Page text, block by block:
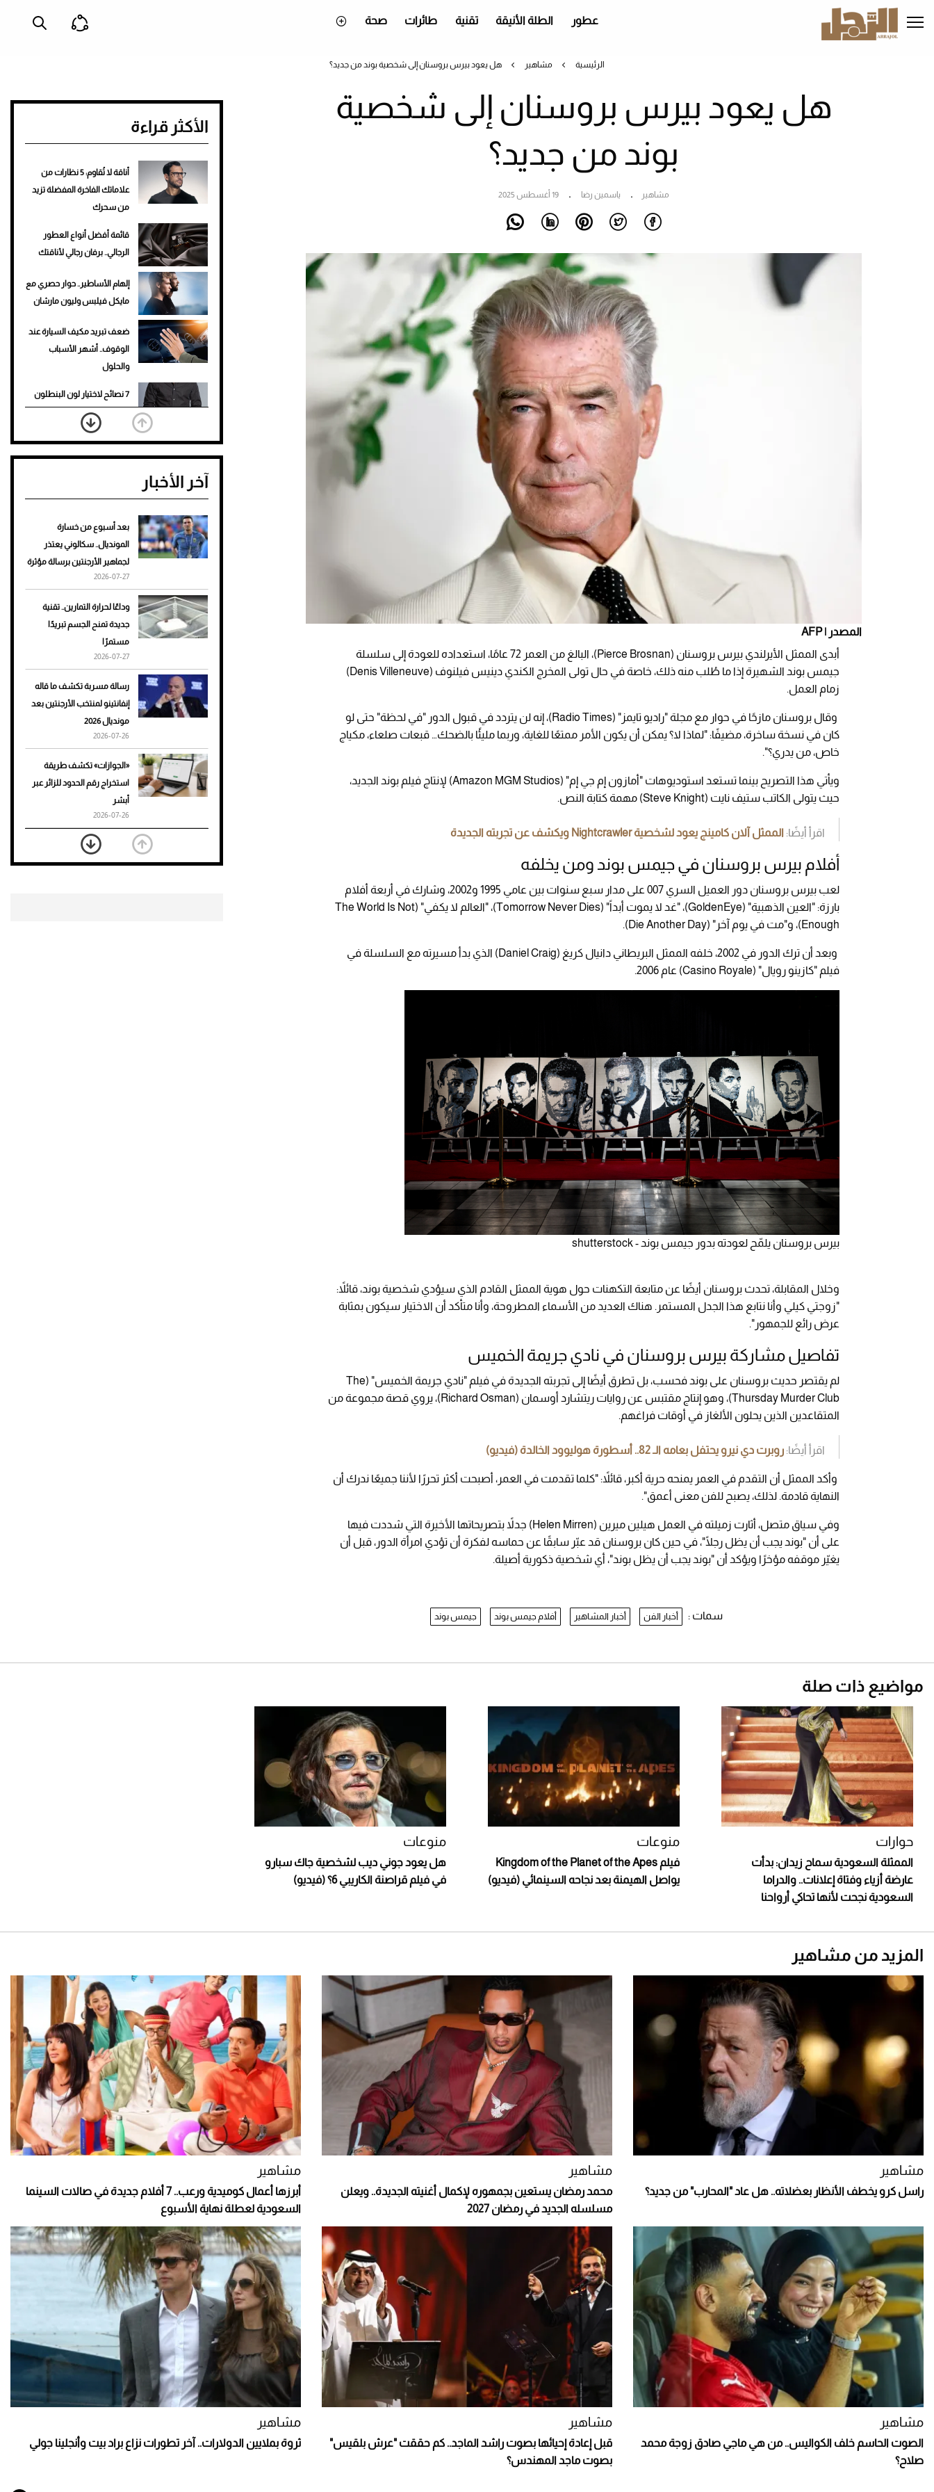
إلى
المحتوى
عطور الطلة الأنيقة تقنية طائرات صحة
الرئيسية مشاهير هل يعود بيرس بروسنان إلى شخصية بوند من جديد؟
هل يعود بيرس بروسنان إلى شخصية
بوند من جديد؟
مشاهير ياسمين رضا 19 أغسطس 2025
المصدر | AFP
أبدى الممثل الأيرلندي بيرس بروسنان (Pierce Brosnan)، البالغ من العمر 72 عامًا، استعداده للعودة إلى سلسلة
جيمس بوند الشهيرة إذا ما طُلب منه ذلك، خاصة في حال تولى المخرج الكندي دينيس فيلنوف (Denis Villeneuve)
زمام العمل.
وقال بروسنان مازحًا في حوار مع مجلة "راديو تايمز" (Radio Times)، إنه لن يتردد في قبول الدور "في لحظة" حتى لو
كان في نسخة ساخرة، مضيفًا: "لماذا لا؟ يمكن أن يكون الأمر ممتعًا للغاية، وربما مليئًا بالضحك… قبعات صلعاء، مكياج
خاص، من يدري؟".
ويأتي هذا التصريح بينما تستعد استوديوهات "أمازون إم جي إم" (Amazon MGM Studios) لإنتاج فيلم بوند الجديد،
حيث يتولى الكاتب ستيف نايت (Steve Knight) مهمة كتابة النص.
اقرأ أيضًا: الممثل آلان كامينج يعود لشخصية Nightcrawler ويكشف عن تجربته الجديدة
أفلام بيرس بروسنان في جيمس بوند ومن يخلفه
لعب بيرس بروسنان دور العميل السري 007 على مدار سبع سنوات بين عامي 1995 و2002، وشارك في أربعة أفلام
بارزة: "العين الذهبية" (GoldenEye)، "غد لا يموت أبداً" (Tomorrow Never Dies)، "العالم لا يكفي" (The World Is Not
Enough)، و"مت في يوم آخر" (Die Another Day).
وبعد أن ترك الدور في 2002، خلفه الممثل البريطاني دانيال كريغ (Daniel Craig) الذي بدأ مسيرته مع السلسلة في
فيلم "كازينو رويال" (Casino Royale) عام 2006.
بيرس بروسنان يلمّح لعودته بدور جيمس بوند - shutterstock
وخلال المقابلة، تحدث بروسنان أيضًا عن متابعة التكهنات حول هوية الممثل القادم الذي سيؤدي شخصية بوند، قائلاً:
"زوجتي كيلي وأنا نتابع هذا الجدل المستمر. هناك العديد من الأسماء المطروحة، وأنا متأكد أن الاختيار سيكون بمثابة
عرض رائع للجمهور".
تفاصيل مشاركة بيرس بروسنان في نادي جريمة الخميس
لم يقتصر حديث بروسنان على بوند فحسب، بل تطرق أيضًا إلى تجربته الجديدة في فيلم "نادي جريمة الخميس" (The
Thursday Murder Club)، وهو إنتاج مقتبس عن روايات ريتشارد أوسمان (Richard Osman)، يروي قصة مجموعة من
المتقاعدين الذين يحلون الألغاز في أوقات فراغهم.
اقرأ أيضًا: روبرت دي نيرو يحتفل بعامه الـ 82.. أسطورة هوليوود الخالدة (فيديو)
وأكد الممثل أن التقدم في العمر يمنحه حرية أكبر، قائلاً: "كلما تقدمت في العمر، أصبحت أكثر تحررًا لأننا جميعًا ندرك أن
النهاية قادمة. لذلك، يصبح للفن معنى أعمق".
وفي سياق متصل، أثارت زميلته في العمل هيلين ميرين (Helen Mirren) جدلاً بتصريحاتها الأخيرة التي شددت فيها
على أن "بوند يجب أن يظل رجلًا"، في حين كان بروسنان قد عبّر سابقًا عن حماسه لفكرة أن تؤدي امرأة الدور، قبل أن
يغيّر موقفه مؤخرًا ويؤكد أن "بوند يجب أن يظل بوند"، أي شخصية ذكورية أصيلة.
الأكثر قراءة
أناقة لا تُقاوم: 5 نظارات من
علاماتك الفاخرة المفضلة تزيد
من سحرك
قائمة أفضل أنواع العطور
الرجالي.. برفان رجالي لأناقتك
إلهام الأساطير.. حوار حصري مع
مايكل فيلبس وليون مارشان
ضعف تبريد مكيف السيارة عند
الوقوف.. أشهر الأسباب
والحلول
7 نصائح لاختيار لون البنطلون
المناسب للقميص الأسود
نرى المستقبل من خلال
تصميماتنا.. كيف حجزت 1886
تمنحك فخامة استثنائية
هوى الأبطال
أفضل تدريج للشعر الطويل
لإطلالة جريئة وعصرية
للرجال
آخر الأخبار
بعد أسبوع من خسارة
المونديال.. سكالوني يعتذر
لجماهير الأرجنتين برسالة مؤثرة
2026-07-27
وداعًا لحرارة التمارين.. تقنية
جديدة تمنح الجسم تبريدًا
مستمرًا
2026-07-27
رسالة مسربة تكشف ما قاله
إنفانتينو لمنتخب الأرجنتين بعد
مونديال 2026
2026-07-26
«الجوازات» تكشف طريقة
استخراج رقم الحدود للزائر عبر
أبشر
2026-07-26
بعد 7 أشهر من تعرضه لحادث
مروع.. جوشوا يفوز على برينغا
سمات : أخبار الفن أخبار المشاهير أفلام جيمس بوند جيمس بوند
مواضيع ذات صلة
حوارات
الممثلة السعودية سماح زيدان: بدأت
عارضة أزياء وفتاة إعلانات.. والدراما
السعودية نجحت لأنها تحاكي أرواحنا
منوعات
فيلم Kingdom of the Planet of the Apes
يواصل الهيمنة بعد نجاحه السينمائي (فيديو)
منوعات
هل يعود جوني ديب لشخصية جاك سبارو
في فيلم قراصنة الكاريبي 6؟ (فيديو)
المزيد من مشاهير
مشاهير
راسل كرو يخطف الأنظار بعضلاته.. هل عاد "المحارب" من جديد؟
مشاهير
محمد رمضان يستعين بجمهوره لإكمال أغنيته الجديدة.. ويعلن
مسلسله الجديد في رمضان 2027
مشاهير
أبرزها أعمال كوميدية ورعب.. 7 أفلام جديدة في صالات السينما
السعودية لعطلة نهاية الأسبوع
مشاهير
الصوت الحاسم خلف الكواليس.. من هي ماجي صادق زوجة محمد
صلاح؟
مشاهير
قبل إعادة إحيائها بصوت راشد الماجد.. كم حققت "عرش بلقيس"
بصوت ماجد المهندس؟
مشاهير
ثروة بملايين الدولارات.. آخر تطورات نزاع براد بيت وأنجلينا جولي